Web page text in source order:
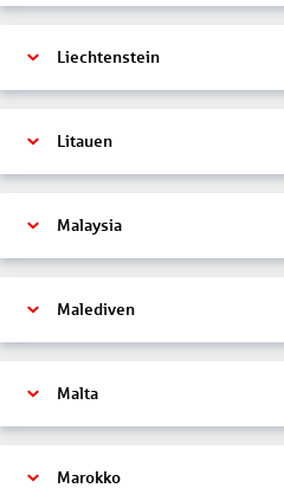
Liechtenstein
Litauen
Malaysia
Malediven
Malta
Marokko